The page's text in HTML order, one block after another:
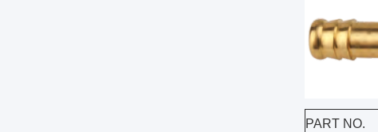
PART NO.